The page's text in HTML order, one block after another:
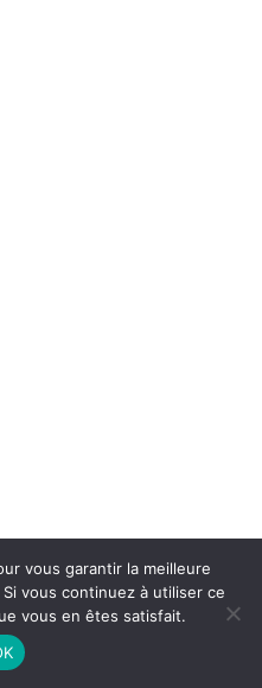
ELLINGTON
Toddle-Oo
vous garantir la meilleure
vous continuez à utiliser ce
vous en êtes satisfait.